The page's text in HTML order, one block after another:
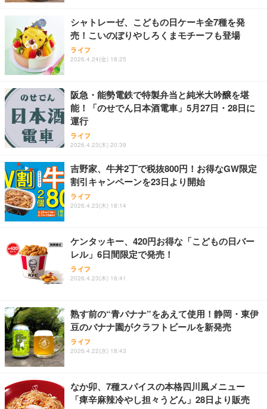
【整備済み品】 ゲーミングPC デスクトップ タワー
型 UNITCOM biz-h 10世代 Core i7-10700 - RTX 406
0 8G - 32GBメモリ - 大容量 SSD1.0TB - Windows
【整備済み品】Dell OptiPlex SFF Plus 7010 デスク
トップPC Core i5-13500 DDR4 メモリ32GB SSD51
2GB+HDD1TB MS Office 2021 DisplayPort/HDMI U
SB3.2 有線LAN 省スペース ビジネスPC/Wi-Fi USB
￥114,800
アサヒ スーパードライ [缶] 135ml x 24本 [ケース販
売] [アサヒ 国産 ビール 缶 ALC 5%] LT-1226
天羽の梅 1800ml （ハイボールの元 焼酎用）[天羽飲
料製造 東京都]
￥1,750
お中元 ギフト 【TV紹介されました♪】 純系 名古屋
コーチン 燻製 4種 セット おつまみ お取り寄せグル
メ 100％国産 高級 地鶏 お肉 ハム ソーセージ 冷凍
Butz Delicatessen おつまみアソートセット 【誕生
日用（バースデーカード付き）】 おつまみセット 6
品 食べ比べ ご自宅用 お中元 合鴨 牛タン ロースト
ビーフ 燻製 詰め合わせ ギフト プレゼント おしゃれ
￥2,952
シャトレーゼ、こどもの日ケーキ全7種を発
売！こいのぼりやしろくまモチーフも登場
ライフ
2026.4.24(金) 18:25
阪急・能勢電鉄で特製弁当と純米大吟醸を堪
能！「のせでん日本酒電車」5月27日・28日に
運行
ライフ
2026.4.23(木) 20:39
吉野家、牛丼2丁で税抜800円！お得なGW限定
割引キャンペーンを23日より開始
ライフ
2026.4.23(木) 18:14
ケンタッキー、420円お得な「こどもの日バー
レル」6日間限定で発売！
ライフ
2026.4.23(木) 16:41
熟す前の“青バナナ”をあえて使用！静岡・東伊
豆のバナナ園がクラフトビールを新発売
ライフ
2026.4.22(水) 18:43
なか卯、7種スパイスの本格四川風メニュー
「痺辛麻辣冷やし担々うどん」28日より販売